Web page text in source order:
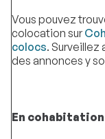
Vous pouvez
colocation sur
colocs. Surveillez
des annonces y
En